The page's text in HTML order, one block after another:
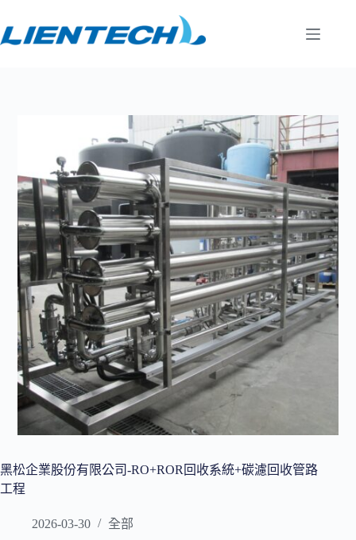
至
主
黑松企業股份有限公司-RO+ROR回收系統+碳濾回收管路
工程
2026-03-30 全部